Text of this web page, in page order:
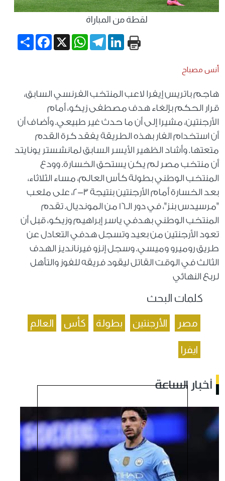
لقطة من المباراة
Share
Facebook X
WhatsApp
TelegramLinkedIn
أنس مصباح
هاجم باتريس إيفرا لاعب المنتخب الفرنسي السابق،
قرار الحكم بإلغاء هدف مصطفى زيكو، أمام
الأرجنتين، مشيرا إلى أن ما حدث غير طبيعي. وأضاف أن
أن استخدام الفار بهذه الطريقة يفقد كرة القدم
متعتها. وأشاد الظهير الأيسر السابق لمانشستر يونايتد
أن منتخب مصر لم يكن يستحق الخسارة. وودع
المنتخب الوطني بطولة كأس العالم، مساء الثلاثاء،
بعد الخسارة أمام الأرجنتين بنتيجة 3-2، على ملعب
"مرسيدس بنز"، في دور الـ16 من المونديال. تقدم
المنتخب الوطني بهدفي ياسر إبراهيم وزيكو، قبل أن
تعود الأرجنتين من بعيد وتسجل هدفي التعادل عن
طريق روميرو وميسي. وسجل إنزو فيرنانديز الهدف
الثالث في الوقت القاتل ليقود فريقه للفوز والتأهل
لربع النهائي
كلمات البحث
مصر الأرجنتين بطولة كأس العالم
ايفرا
أخبار الساعة